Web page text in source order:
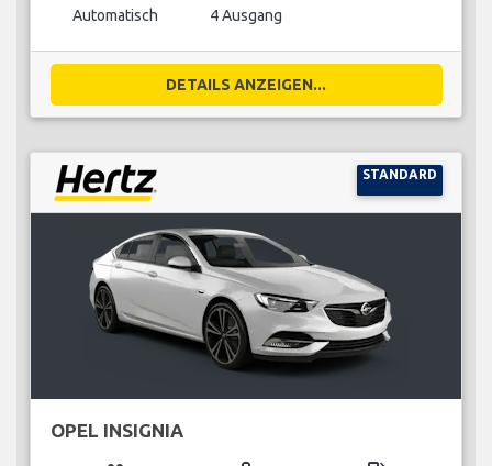
Automatisch 4 Ausgang
DETAILS ANZEIGEN...
STANDARD
OPEL INSIGNIA